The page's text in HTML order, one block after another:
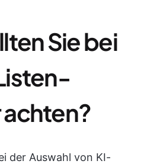
Sie bei
der Auswahl von KI-